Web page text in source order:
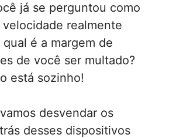
já se perguntou como
realmente
é a margem de
de você ser multado?
está sozinho!
desvendar os
desses dispositivos